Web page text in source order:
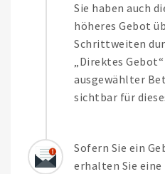
Sie haben auch
höheres Gebot
Schrittweiten
„Direktes
ausgewählter
sichtbar für
Sofern Sie ein
erhalten Sie